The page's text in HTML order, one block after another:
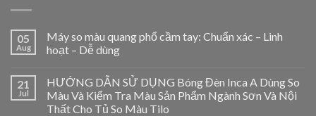
05
Aug
Máy so màu quang phổ cầm tay: Chuẩn xác – Linh
hoạt – Dễ dùng
21
Jul
HƯỚNG DẪN SỬ DỤNG Bóng Đèn Inca A Dùng So
Màu Và Kiểm Tra Màu Sản Phẩm Ngành Sơn Và Nội
Thất Cho Tủ So Màu Tilo